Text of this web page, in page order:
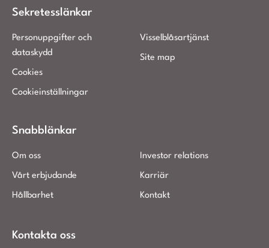
Sekretesslänkar
Personuppgifter och
dataskydd
Cookies
Cookieinställningar
Visselblåsartjänst
Site map
Snabblänkar
Om oss
Vårt erbjudande
Hållbarhet
Investor relations
Karriär
Kontakt
Kontakta oss